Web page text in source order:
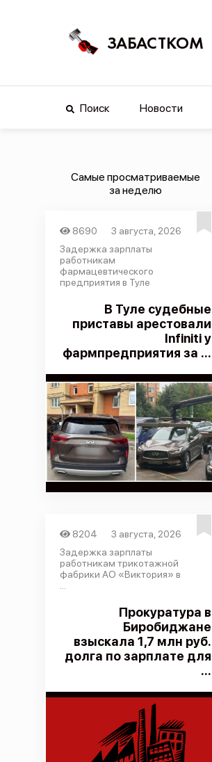
ЗАБАСТКОМ
Поиск Новости
Самые просматриваемые
за неделю
8690
3 августа, 2026
Задержка зарплаты
работникам
фармацевтического
предприятия в Туле
В Туле судебные
приставы арестовали
Infiniti у
фармпредприятия за ...
8204
3 августа, 2026
Задержка зарплаты
работникам трикотажной
фабрики АО «Виктория» в
Прокуратура в
Биробиджане
взыскала 1,7 млн руб.
долга по зарплате для
...